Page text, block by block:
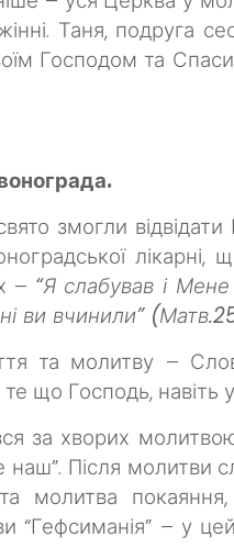
Таня, подруга
Господом та
змогли
– “Я слабував і
ви вчинили”
та молитву –
що Господь, навіть
хворих молитвою
Після молитви
молитва
“Гефсиманія” – у